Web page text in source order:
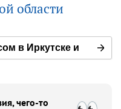
области
в Иркутске и
чего-то